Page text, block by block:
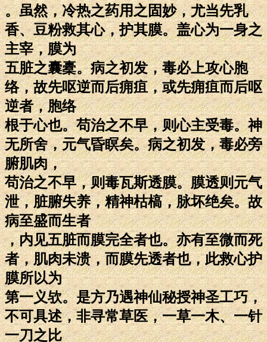
。虽然，冷热之药用之固妙，尤当先乳
香、豆粉救其心，护其膜。盖心为一身之
主宰，膜为
五脏之囊橐。病之初发，毒必上攻心胞
络，故先呕逆而后痈疽，或先痈疽而后呕
逆者，胞络
根于心也。苟治之不早，则心主受毒。神
无所舍，元气昏瞑矣。病之初发，毒必旁
腑肌肉，
苟治之不早，则毒瓦斯透膜。膜透则元气
泄，脏腑失养，精神枯槁，脉坏绝矣。故
病至盛而生者
，内见五脏而膜完全者也。亦有至微而死
者，肌肉未溃，而膜先透者也，此救心护
膜所以为
第一义欤。是方乃遇神仙秘授神圣工巧，
不可具述，非寻常草医，一草一木、一针
一刀之比